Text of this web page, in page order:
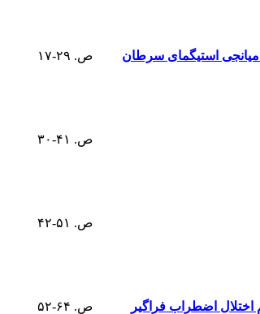
میانجی استیگمای سرطان
ص. ۲۹-۱۷
ص. ۴۱-۳۰
ص. ۵۱-۴۲
اضطراب فراگیر
ص. ۶۴-۵۲